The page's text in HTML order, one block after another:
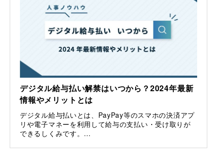
デジタル給与払い解禁はいつから？2024年最新
情報やメリットとは
デジタル給与払いとは、PayPay等のスマホの決済アプ
リや電子マネーを利用して給与の支払い・受け取りが
できるしくみです。…